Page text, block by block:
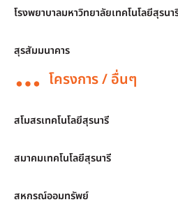
โรงพยาบาลมหาวิทยาลัยเทคโนโลยีสุรนา
สุรสัมมนาคาร
โครงการ / อื่นๆ
สโมสรเทคโนโลยีสุรนารี
สมาคมเทคโนโลยีสุรนารี
สหกรณ์ออมทรัพย์